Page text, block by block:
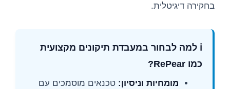
בחקירה דיגיטלית.
ℹ️ למה לבחור במעבדת תיקונים מקצועית
כמו RePear?
מומחיות וניסיון: טכנאים מוסמכים עם